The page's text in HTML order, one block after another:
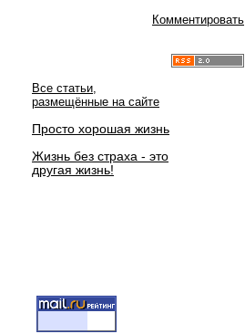
Комментировать
Все статьи,
размещённые на сайте
Просто хорошая жизнь
Жизнь без страха - это
другая жизнь!